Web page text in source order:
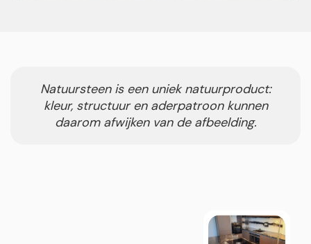
Natuursteen is een uniek natuurproduct:
kleur, structuur en aderpatroon kunnen
daarom afwijken van de afbeelding.